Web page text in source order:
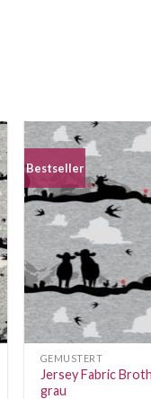
Bestseller
GEMUSTERT
Jersey Fabric
grau